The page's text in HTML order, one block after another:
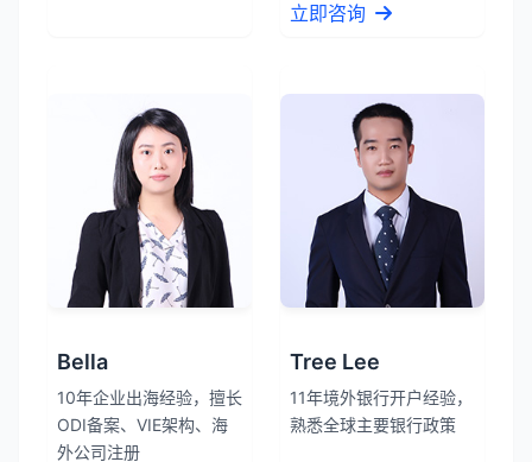
立即咨询
Bella
10年企业出海经验，擅长
ODI备案、VIE架构、海
外公司注册
Tree Lee
11年境外银行开户经验，
熟悉全球主要银行政策